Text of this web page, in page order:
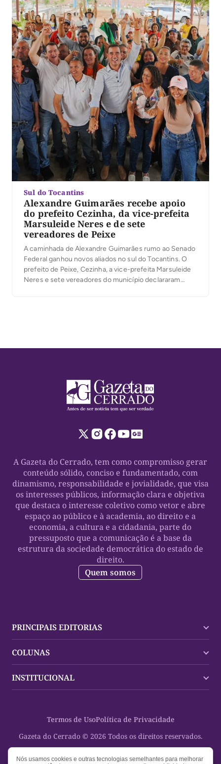
Sul do Tocantins
Alexandre Guimarães recebe apoio
do prefeito Cezinha, da vice-prefeita
Marsuleide Neres e de sete
vereadores de Peixe
A caminhada de Alexandre Guimarães rumo ao Senado
Federal ganhou novos aliados no sul do Tocantins. O
prefeito de Peixe, Cezinha, a vice-prefeita Marsuleide
Neres e sete vereadores do município declararam
A Gazeta do Cerrado, tem como compromisso gerar
conteúdo sólido, conciso e fundamentado, com
dinamismo, responsabilidade e jovialidade, que visa
os interesses públicos, informação clara e objetiva
que destaca o interesse coletivo como vetor e abre
espaço ao público e à academia, ao direito e a
economia, a cultura e a cidadania, parte do
pressuposto que a comunicação é a base da
estrutura da sociedade democrática do estado de
direito.
Quem somos
PRINCIPAIS EDITORIAS
Palmas
Mundo
Oportunidades
Cultura
Saúde
Educação
COLUNAS
Policial
Planeta Vivo
Espaço Cidadania
Turistando Gazeta
Nosso Direito
INSTITUCIONAL
Gazeta do Cerrado © 2026 Todos os direitos reservados.
Termos de UsoPolítica de Privacidade
Nós usamos cookies e outras tecnologias semelhantes para melhorar